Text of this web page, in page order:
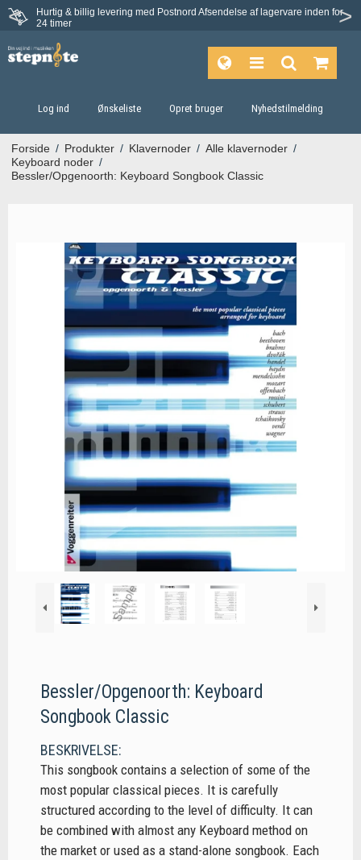
Hurtig & billig levering med Postnord Afsendelse af lagervare inden for
24 timer
Fortrydelsesret på 30 dage
Log ind Ønskeliste Opret bruger Nyhedstilmelding
Forside / Produkter / Klavernoder / Alle klavernoder /
Keyboard noder /
Bessler/Opgenoorth: Keyboard Songbook Classic
Bessler/Opgenoorth: Keyboard
Songbook Classic
BESKRIVELSE:
This songbook contains a selection of some of the
most popular classical pieces. It is carefully
structured according to the level of difficulty. It can
be combined with almost any Keyboard method on
the market or used as a stand-alone songbook. Each